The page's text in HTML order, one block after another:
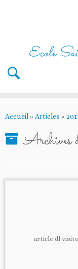
au
Ecole
Accueil » Articles »
Archives
article dl